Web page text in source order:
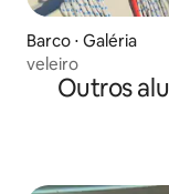
Barco ⋅ Galéria
veleiro
Outros